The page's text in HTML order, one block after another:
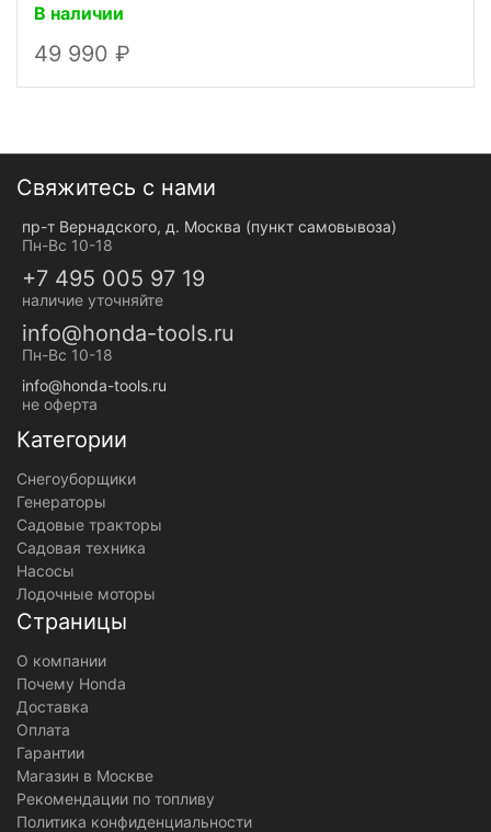
В наличии
49 990
Свяжитесь с нами
пр-т Вернадского, д. Москва (пункт самовывоза)
Пн-Вс 10-18
+7 495 005 97 19
наличие уточняйте
info@honda-tools.ru
Пн-Вс 10-18
info@honda-tools.ru
не оферта
Категории
Снегоуборщики
Генераторы
Садовые тракторы
Садовая техника
Насосы
Лодочные моторы
Страницы
О компании
Почему Honda
Доставка
Оплата
Гарантии
Магазин в Москве
Рекомендации по топливу
Политика конфиденциальности